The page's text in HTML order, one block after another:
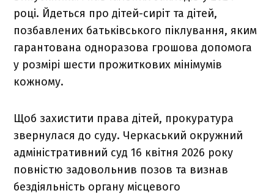
році. Йдеться про дітей-сиріт та дітей,
позбавлених батьківського піклування, яким
гарантована одноразова грошова допомога
у розмірі шести прожиткових мінімумів
кожному.
Щоб захистити права дітей, прокуратура
звернулася до суду. Черкаський окружний
адміністративний суд 16 квітня 2026 року
повністю задовольнив позов та визнав
бездіяльність органу місцевого